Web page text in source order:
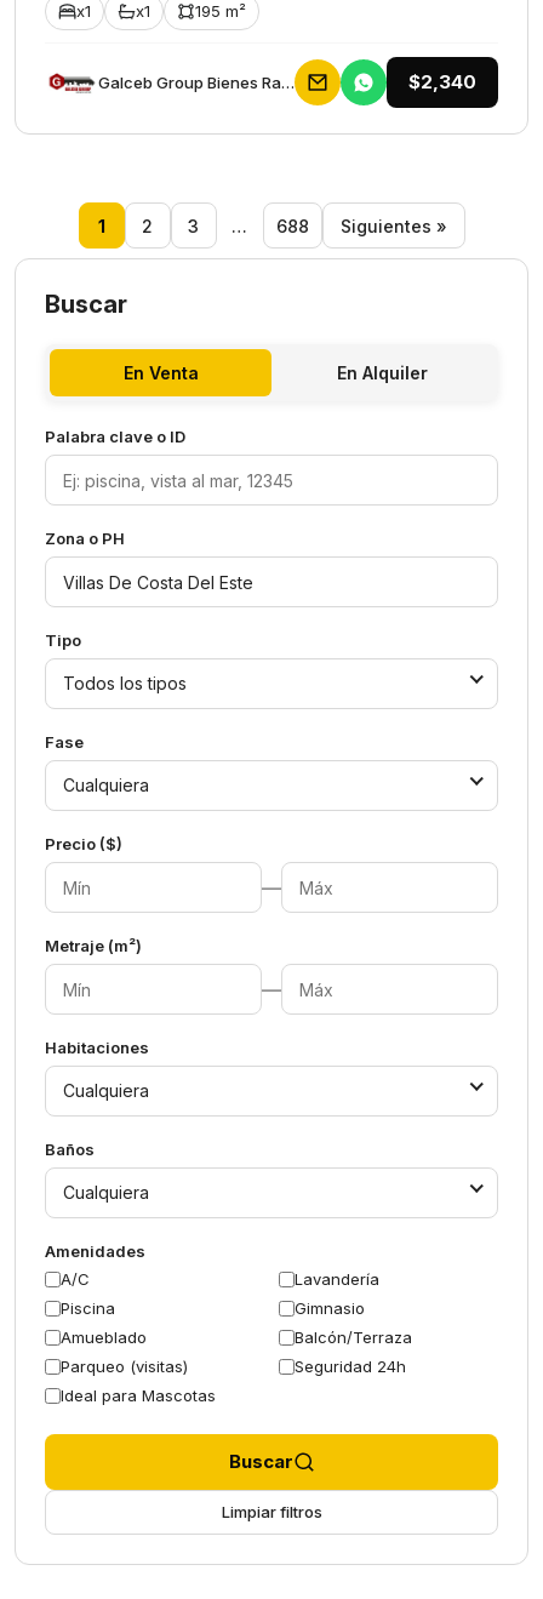
x1 x1 195 m²
Galceb Group Bienes Raices $2,340
1 2 3 … 688 Siguientes »
Buscar
En Venta En Alquiler
Palabra clave o ID
Zona o PH
Tipo
Todos los tipos
Fase
Cualquiera
Precio ($)
—
Metraje (m²)
—
Habitaciones
Cualquiera
Baños
Cualquiera
Amenidades
A/C
Lavandería
Piscina
Gimnasio
Amueblado
Balcón/Terraza
Parqueo (visitas)
Seguridad 24h
Ideal para Mascotas
Buscar
Limpiar filtros